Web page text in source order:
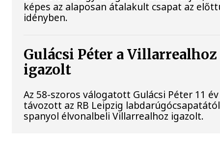
képes az alaposan átalakult csapat az
idényben.
Gulácsi Péter a Villarrealhoz
igazolt
Az 58-szoros válogatott Gulácsi Péter 11
távozott az RB Leipzig
spanyol élvonalbeli Villarrealhoz igazolt.